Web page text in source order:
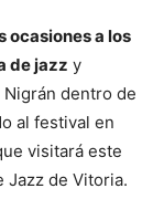
ocasiones a los
de jazz y
Nigrán dentro de
al festival en
visitará este
Jazz de Vitoria.